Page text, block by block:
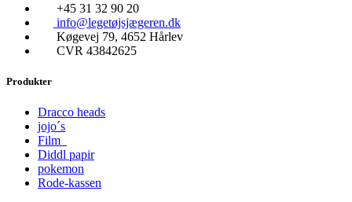
+45 31 32 90 20
info@legetøjsjægeren.dk
Køgevej 79, 4652 Hårlev
CVR 43842625
Produkter
Dracco heads
jojo´s
Film
Diddl papir
pokemon
Rode-kassen